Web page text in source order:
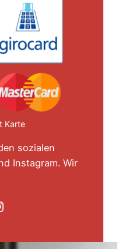
Karte
sozialen
Instagram. Wir